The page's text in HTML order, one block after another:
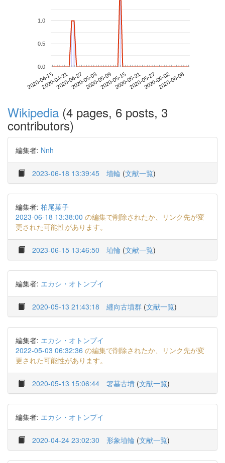
2020-04-152020-04-212020-04-272020-05-032020-05-092020-05-152020-05-212020-05-272020-06-022020-06-08
0.0
0.5
1.0
Wikipedia (4 pages, 6 posts, 3
contributors)
編集者: Nnh
2023-06-18 13:39:45 埴輪 (文献一覧)
編集者: 柏尾菓子
2023-06-18 13:38:00 の編集で削除されたか、リンク先が変
更された可能性があります。
2023-06-15 13:46:50 埴輪 (文献一覧)
編集者: エカシ・オトンプイ
2020-05-13 21:43:18 纒向古墳群 (文献一覧)
編集者: エカシ・オトンプイ
2022-05-03 06:32:36 の編集で削除されたか、リンク先が変
更された可能性があります。
2020-05-13 15:06:44 箸墓古墳 (文献一覧)
編集者: エカシ・オトンプイ
2020-04-24 23:02:30 形象埴輪 (文献一覧)